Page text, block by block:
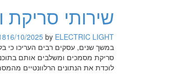
שירותי סריקת
16/10/2025 by ELECTRIC LIGHT
במשך שנים, עסקים רבים העריכו כי
סריקת מסמכים ומשלבים אותם
לוכדת את הנתונים הרלוונטיים